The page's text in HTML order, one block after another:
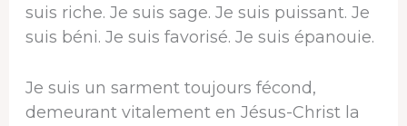
suis riche. Je suis sage. Je suis puissant. Je
suis béni. Je suis favorisé. Je suis épanouie.
Je suis un sarment toujours fécond,
demeurant vitalement en Jésus-Christ la